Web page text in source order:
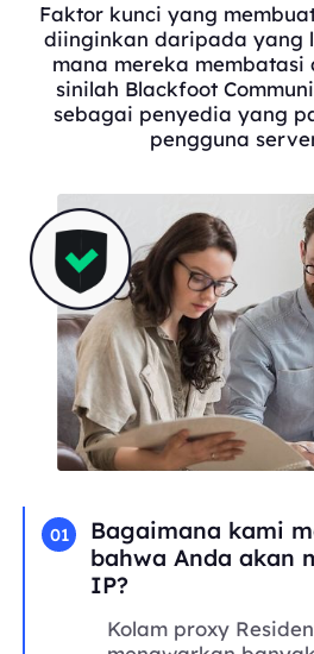
Faktor kunci yang
diinginkan daripada yang
mana mereka membatasi
sinilah Blackfoot
sebagai penyedia yang
pengguna
01
Bagaimana kami
bahwa Anda akan
IP?
Kolam proxy